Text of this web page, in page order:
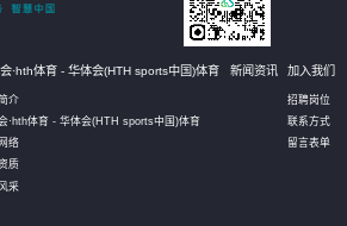
·hth体育 - 华体会(HTH sports中国)体育
介
·hth体育 - 华体会(HTH sports中国)体育
络
质
采
新闻资讯 加入我们
招聘岗位
联系方式
留言表单